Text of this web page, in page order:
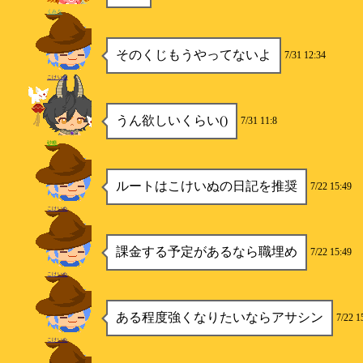
くみな
そのくじもうやってないよ 7/31 12:34
こけいぬ
うん欲しいくらい() 7/31 11:8
砂糖
ルートはこけいぬの日記を推奨 7/22 15:49
こけいぬ
課金する予定があるなら職埋め 7/22 15:49
こけいぬ
ある程度強くなりたいならアサシン 7/22
こけいぬ